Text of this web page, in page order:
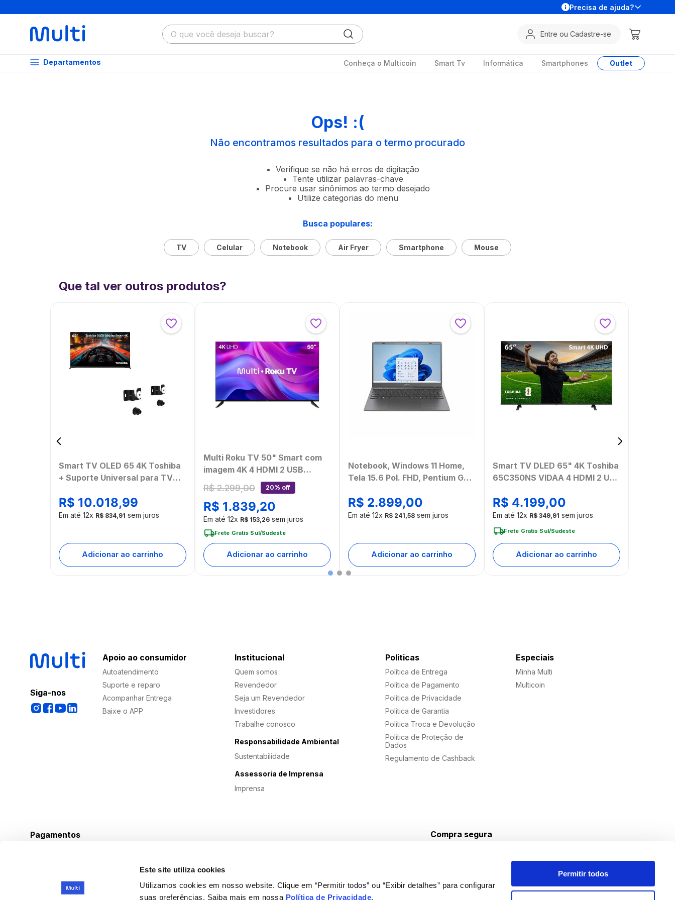
Este site utiliza cookies
Utilizamos cookies em nosso website. Clique em “Permitir todos” ou “Exibir detalhes” para configurar
suas preferências. Saiba mais em nossa Política de Privacidade.
Permitir todos
Precisa de ajuda?
O que você deseja buscar?
Entre ou Cadastre-se
Departamentos Conheça o Multicoin Smart Tv Informática Smartphones Outlet
Ops! :(
Não encontramos resultados para o termo procurado
Verifique se não há erros de digitação
Tente utilizar palavras-chave
Procure usar sinônimos ao termo desejado
Utilize categorias do menu
Busca populares:
TV Celular Notebook Air Fryer Smartphone Mouse
Que tal ver outros produtos?
Smart TV OLED 65 4K Toshiba
+ Suporte Universal para TV
R$ 10.018,99
Em até12x R$ 834,91 sem juros
Adicionar ao carrinho
Multi Roku TV 50" Smart com
imagem 4K 4 HDMI 2 USB
compatível com Alexa e Google
Home - TL059MOUT
[Reembalado]
R$ 2.299,00 20% off
R$ 1.839,20
Em até12x R$ 153,26 sem juros
Frete Gratis Sul/Sudeste
Adicionar ao carrinho
Notebook, Windows 11 Home,
Tela 15.6 Pol. FHD, Pentium Gold
Cinza Ultra - UB366
R$ 2.899,00
Em até12x R$ 241,58 sem juros
Adicionar ao carrinho
Smart TV DLED 65" 4K Toshiba
65C350NS VIDAA 4 HDMI 2 USB
R$ 4.199,00
Em até12x R$ 349,91 sem juros
Frete Gratis Sul/Sudeste
Adicionar ao carrinho
Siga-nos
Apoio ao consumidor
Autoatendimento
Suporte e reparo
Acompanhar Entrega
Baixe o APP
Institucional
Quem somos
Revendedor
Seja um Revendedor
Investidores
Trabalhe conosco
Responsabilidade Ambiental
Sustentabilidade
Assessoria de Imprensa
Imprensa
Politicas
Política de Entrega
Política de Pagamento
Política de Privacidade
Política de Garantia
Política Troca e Devolução
Política de Proteção de
Dados
Regulamento de Cashback
Especiais
Minha Multi
Multicoin
Pagamentos Compra segura